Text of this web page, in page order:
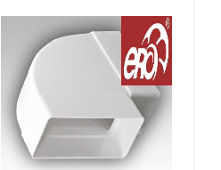
Отправим
07.08.2026
В наличии в пункте
самовывоза
Да